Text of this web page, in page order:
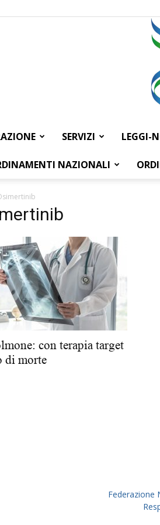
SERVIZI LEGGI-
NAZIONALI
con terapia target
di morte
Federazione